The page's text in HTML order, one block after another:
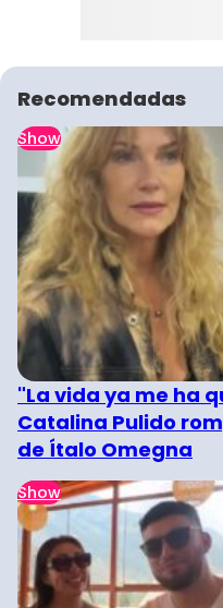
Recomendadas
Show
"La vida ya me ha
Catalina Pulido
de Ítalo Omegna
Show